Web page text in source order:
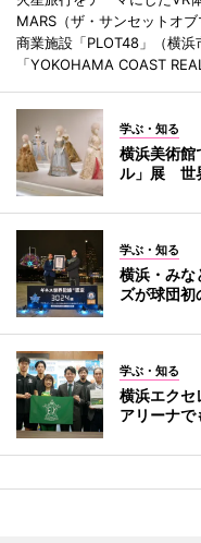
MARS（ザ・サンセットオ
商業施設「PLOT48」（横
「YOKOHAMA COAST
学ぶ・知る
横浜美術館
ル」展 世
学ぶ・知る
横浜・み
ズが球団
学ぶ・知る
横浜エク
アリーナで